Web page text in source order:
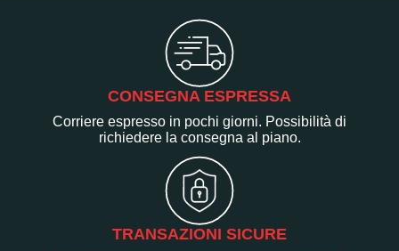
CONSEGNA ESPRESSA
Corriere espresso in pochi giorni. Possibilità di
richiedere la consegna al piano.
TRANSAZIONI SICURE